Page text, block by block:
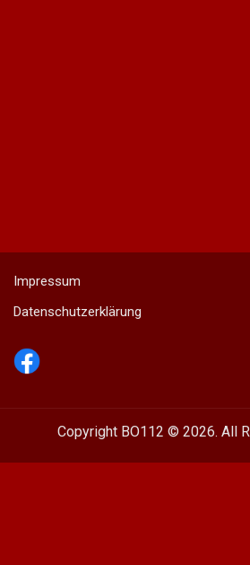
Impressum
Datenschutzerklärung
Copyright BO112 © 2026. All